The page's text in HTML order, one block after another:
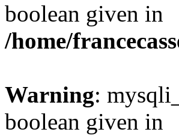
boolean given in
/home/
Warning:
boolean given in